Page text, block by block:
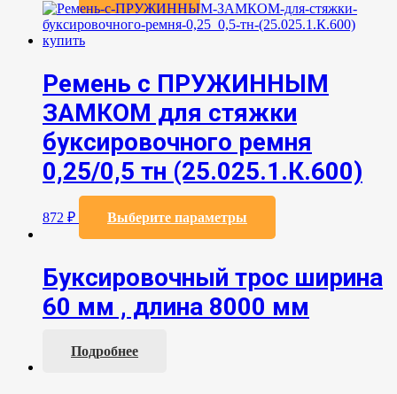
Ремень с ПРУЖИННЫМ
ЗАМКОМ для стяжки
буксировочного ремня
0,25/0,5 тн (25.025.1.К.600)
872 ₽ Выберите параметры
вариаций.
Опции
можно
Буксировочный трос ширина
60 мм , длина 8000 мм
Подробнее